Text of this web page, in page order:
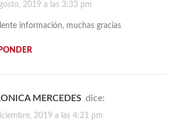
2019 a las 3:33 pm
información, muchas gracias
MERCEDES dice:
2019 a las 4:21 pm